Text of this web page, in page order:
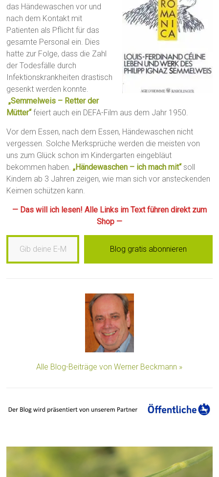
das Händewaschen vor und
nach dem Kontakt mit
Patienten als Pflicht für das
gesamte Personal ein. Dies
hatte zur Folge, dass die Zahl
der Todesfälle durch
Infektionskrankheiten drastisch
gesenkt werden konnte.
„Semmelweis – Retter der
Mütter“feiert auch ein DEFA-Film aus dem Jahr 1950.
Vor dem Essen, nach dem Essen, Händewaschen nicht
vergessen. Solche Merksprüche werden die meisten von
uns zum Glück schon im Kindergarten eingebläut
bekommen haben.„Händewaschen – ich mach mit“soll
Kindern ab 3 Jahren zeigen, wie man sich vor ansteckenden
Keimen schützen kann.
— Das will ich lesen! Alle Links im Text führen direkt zum
Shop —
Gib deine E-Mail-Adresse ein …
Blog gratis abonnieren
Alle Blog-Beiträge von Werner Beckmann »